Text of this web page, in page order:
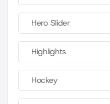
Hero Slider
Highlights
Hockey